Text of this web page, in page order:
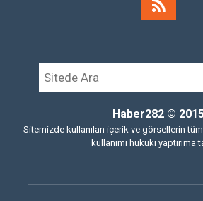
Haber282 ©
Sitemizde kullanılan içerik ve görsellerin tüm
kullanımı hukuki yaptırıma